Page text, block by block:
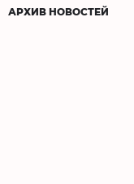
АРХИВ НОВОСТЕЙ